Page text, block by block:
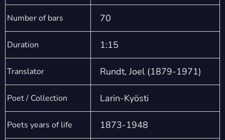
Number of bars 70
Duration 1:15
Translator Rundt, Joel (1879-1971)
Poet / Collection Larin-Kyösti
Poets years of life 1873-1948